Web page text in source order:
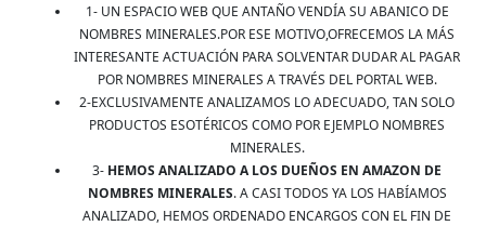
1- UN ESPACIO WEB QUE ANTAÑO VENDÍA SU ABANICO DE
NOMBRES MINERALES.POR ESE MOTIVO,OFRECEMOS LA MÁS
INTERESANTE ACTUACIÓN PARA SOLVENTAR DUDAR AL PAGAR
POR NOMBRES MINERALES A TRAVÉS DEL PORTAL WEB.
2-EXCLUSIVAMENTE ANALIZAMOS LO ADECUADO, TAN SOLO
PRODUCTOS ESOTÉRICOS COMO POR EJEMPLO NOMBRES
MINERALES.
3- HEMOS ANALIZADO A LOS DUEÑOS EN AMAZON DE
NOMBRES MINERALES. A CASI TODOS YA LOS HABÍAMOS
ANALIZADO, HEMOS ORDENADO ENCARGOS CON EL FIN DE